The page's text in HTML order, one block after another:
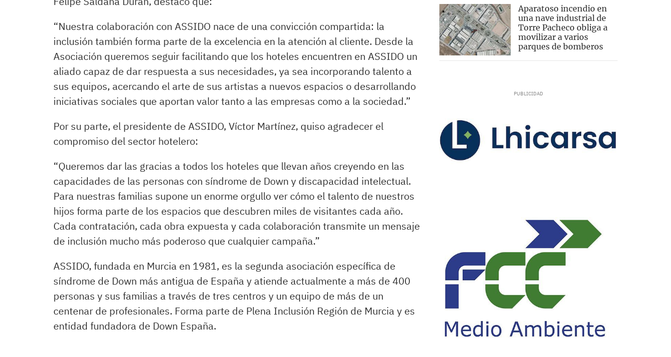
“Nuestra colaboración con ASSIDO nace de una convicción compartida: la
inclusión también forma parte de la excelencia en la atención al cliente. Desde la
Asociación queremos seguir facilitando que los hoteles encuentren en ASSIDO un
aliado capaz de dar respuesta a sus necesidades, ya sea incorporando talento a
sus equipos, acercando el arte de sus artistas a nuevos espacios o desarrollando
iniciativas sociales que aportan valor tanto a las empresas como a la sociedad.”
Por su parte, el presidente de ASSIDO, Víctor Martínez, quiso agradecer el
compromiso del sector hotelero:
“Queremos dar las gracias a todos los hoteles que llevan años creyendo en las
capacidades de las personas con síndrome de Down y discapacidad intelectual.
Para nuestras familias supone un enorme orgullo ver cómo el talento de nuestros
hijos forma parte de los espacios que descubren miles de visitantes cada año.
Cada contratación, cada obra expuesta y cada colaboración transmite un mensaje
de inclusión mucho más poderoso que cualquier campaña.”
ASSIDO, fundada en Murcia en 1981, es la segunda asociación específica de
síndrome de Down más antigua de España y atiende actualmente a más de 400
personas y sus familias a través de tres centros y un equipo de más de un
centenar de profesionales. Forma parte de Plena Inclusión Región de Murcia y es
entidad fundadora de Down España.
Aparatoso incendio en
una nave industrial de
Torre Pacheco obliga a
movilizar a varios
parques de bomberos